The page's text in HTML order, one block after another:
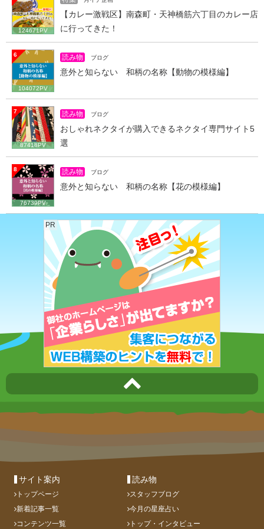
124671PV
【カレー激戦区】南森町・天神橋筋六丁目のカレー店
に行ってきた！
6
104072PV
読み物 ブログ
意外と知らない 和柄の名称【動物の模様編】
7
87418PV
読み物 ブログ
おしゃれネクタイが購入できるネクタイ専門サイト5
選
8
76739PV
読み物 ブログ
意外と知らない 和柄の名称【花の模様編】
PR
サイト案内
トップページ
新着記事一覧
コンテンツ一覧
読み物
スタッフブログ
今月の星座占い
トップ・インタビュー